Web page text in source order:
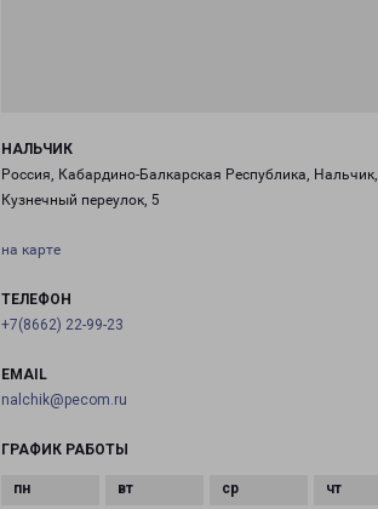
НАЛЬЧИК
Россия, Кабардино-Балкарская Республика, Нальчик,
Кузнечный переулок, 5
на карте
ТЕЛЕФОН
+7(8662) 22-99-23
EMAIL
nalchik@pecom.ru
ГРАФИК РАБОТЫ